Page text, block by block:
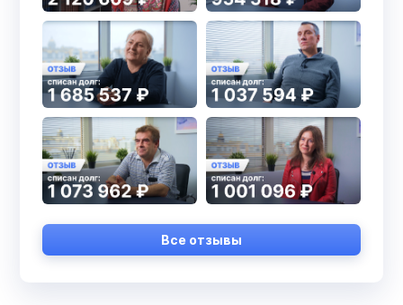
Все отзывы